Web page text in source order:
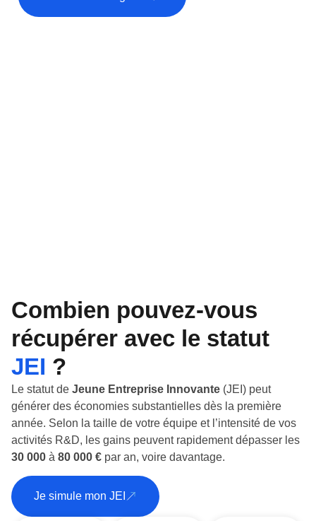
Combien pouvez-vous
récupérer avec le statut
JEI ?
Le statut de Jeune Entreprise Innovante (JEI) peut
générer des économies substantielles dès la première
année. Selon la taille de votre équipe et l’intensité de vos
activités R&D, les gains peuvent rapidement dépasser les
30 000 à 80 000 € par an, voire davantage.
Je simule mon JEI